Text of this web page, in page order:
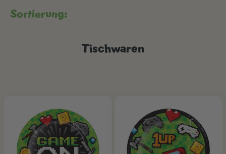
Sortierung:
Tischwaren